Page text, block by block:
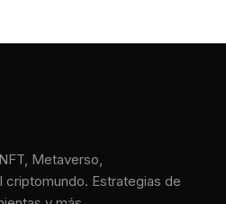
Metaverso,
Estrategias de